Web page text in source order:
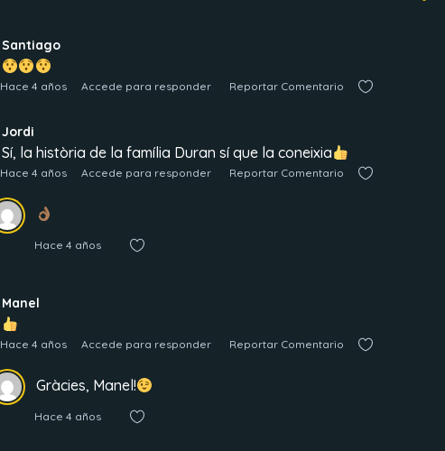
Santiago
Hace 4 años Accede para responder Reportar Comentario
Jordi
Sí, la història de la família Duran sí que la coneixia
Hace 4 años Accede para responder Reportar Comentario
Hace 4 años
Manel
Hace 4 años Accede para responder Reportar Comentario
Gràcies, Manel!
Hace 4 años